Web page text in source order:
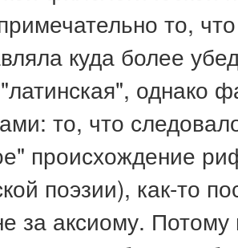
то,
куда более
однако
то, что
происхождение
поэзии), как-то
за аксиому.